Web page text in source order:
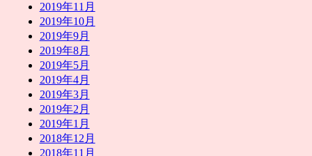
2019年11月
2019年10月
2019年9月
2019年8月
2019年5月
2019年4月
2019年3月
2019年2月
2019年1月
2018年12月
2018年11月